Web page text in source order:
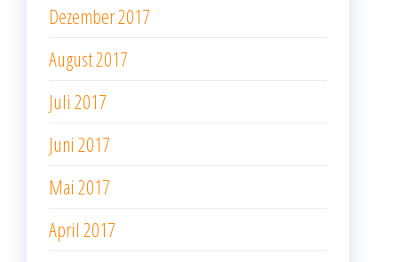
Dezember 2017
August 2017
Juli 2017
Juni 2017
Mai 2017
April 2017